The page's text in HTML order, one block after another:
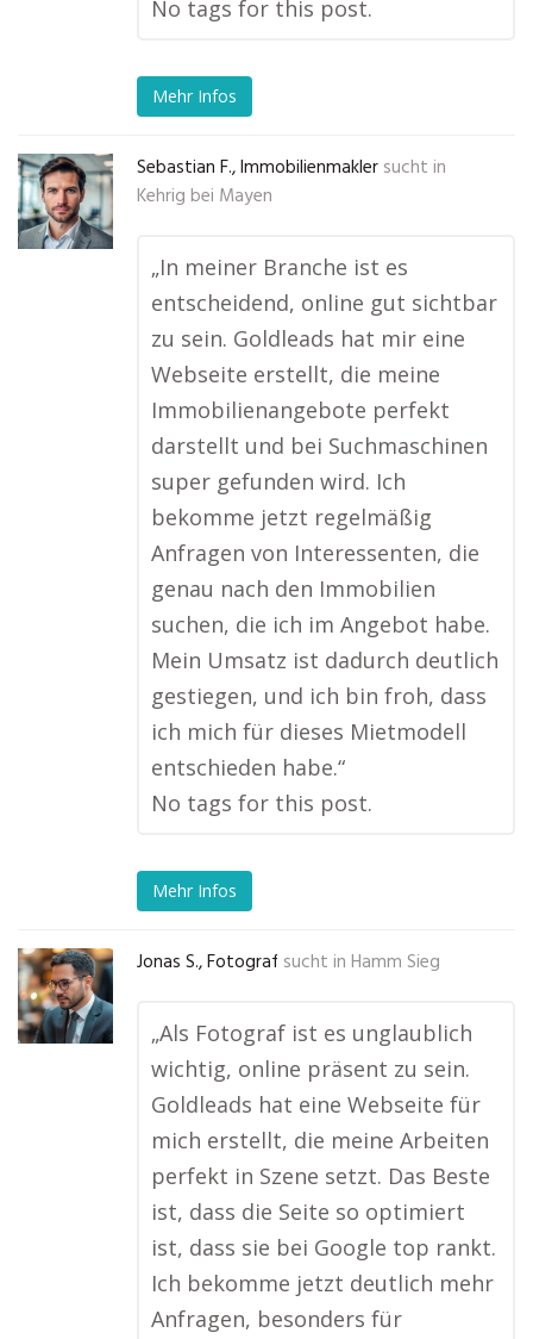
No tags for this post.
Mehr Infos
Sebastian F., Immobilienmakler sucht in
Kehrig bei Mayen
„In meiner Branche ist es
entscheidend, online gut sichtbar
zu sein. Goldleads hat mir eine
Webseite erstellt, die meine
Immobilienangebote perfekt
darstellt und bei Suchmaschinen
super gefunden wird. Ich
bekomme jetzt regelmäßig
Anfragen von Interessenten, die
genau nach den Immobilien
suchen, die ich im Angebot habe.
Mein Umsatz ist dadurch deutlich
gestiegen, und ich bin froh, dass
ich mich für dieses Mietmodell
entschieden habe.“
No tags for this post.
Mehr Infos
Jonas S., Fotograf sucht in Hamm Sieg
„Als Fotograf ist es unglaublich
wichtig, online präsent zu sein.
Goldleads hat eine Webseite für
mich erstellt, die meine Arbeiten
perfekt in Szene setzt. Das Beste
ist, dass die Seite so optimiert
ist, dass sie bei Google top rankt.
Ich bekomme jetzt deutlich mehr
Anfragen, besonders für